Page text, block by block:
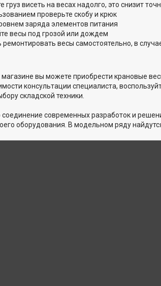
груз висеть на весах надолго, это снизит
проверьте скобу и крюк
заряда элементов питания
весы под грозой или дождем
ремонтировать весы самостоятельно, в
вы можете приобрести крановые
консультации специалиста,
складской техники.
соединение современных разработок и
оборудования. В модельном ряду